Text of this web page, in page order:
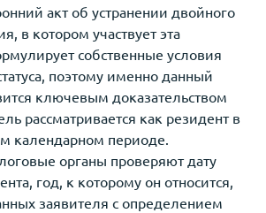
акт об устранении двойного
в котором участвует эта
собственные условия
поэтому именно данный
ключевым доказательством
рассматривается как резидент в
календарном периоде.
органы проверяют дату
год, к которому он относится,
заявителя с определением